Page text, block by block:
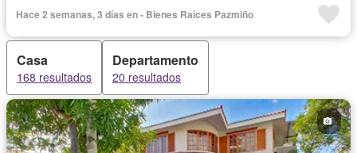
Jardín
Sin amoblar
Hace 2 semanas, 3 días en - Bienes Raíces Pazmiño
Casa
168 resultados
Departamento
20 resultados